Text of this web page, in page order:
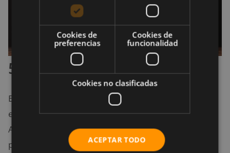
5. ¿Estás embarazada?
Es importante saber que solo porque una mujer no
está bebiendo, no significa que esté embarazada.
Además, la respuesta a esta pregunta
probablemente no sea asunto tuyo si ella misma no
Cookies de
preferencias
Cookies de
funcionalidad
Cookies no clasificadas
ACEPTAR TODO